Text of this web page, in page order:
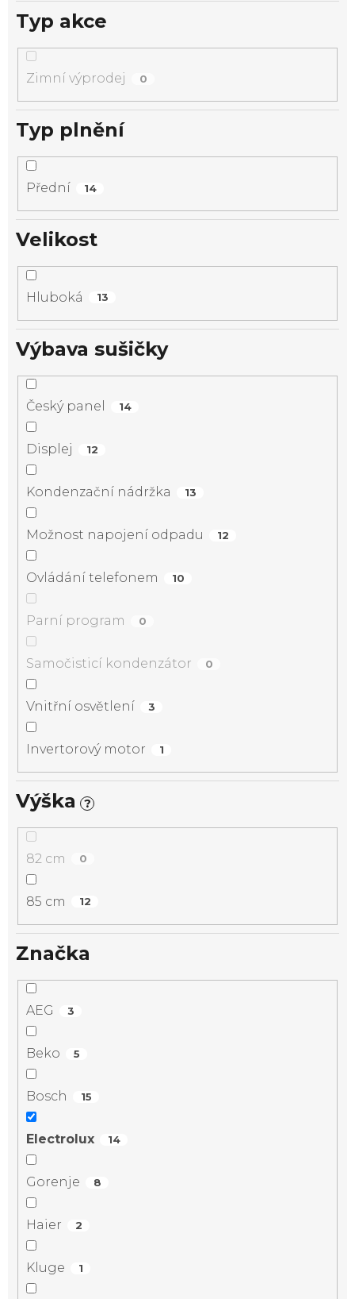
Typ akce
Zimní výprodej 0
Typ plnění
Přední 14
Velikost
Hluboká 13
Výbava sušičky
Český panel 14
Displej 12
Kondenzační nádržka 13
Možnost napojení odpadu 12
Ovládání telefonem 10
Parní program 0
Samočisticí kondenzátor 0
Vnitřní osvětlení 3
Invertorový motor 1
Výška ?
82 cm 0
85 cm 12
Značka
AEG 3
Beko 5
Bosch 15
Electrolux 14
Gorenje 8
Haier 2
Kluge 1